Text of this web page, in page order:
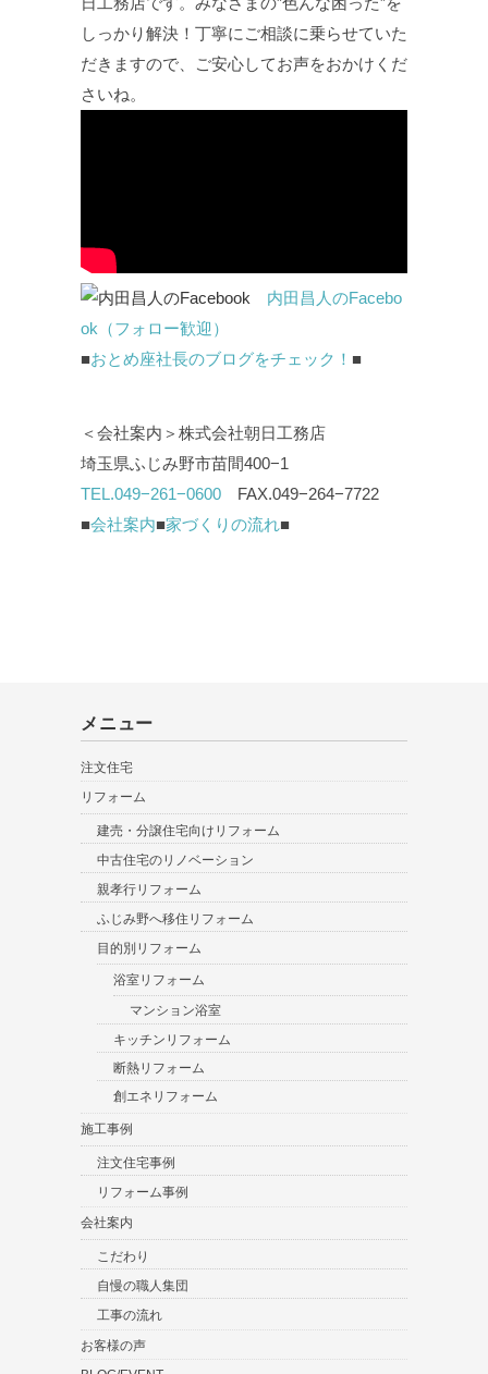
しっかり解決！丁寧にご相談に乗らせていた
だきますので、ご安心してお声をおかけくだ
さいね。
内田昌人のFacebo
ok（フォロー歓迎）
■おとめ座社長のブログをチェック！ ■
＜会社案内＞株式会社朝日工務店
埼玉県ふじみ野市苗間400−1
TEL.049−261−0600 FAX.049−264−7722
■会社案内■家づくりの流れ■
メニュー
注文住宅
リフォーム
建売・分譲住宅向けリフォーム
中古住宅のリノベーション
親孝行リフォーム
ふじみ野へ移住リフォーム
目的別リフォーム
浴室リフォーム
マンション浴室
キッチンリフォーム
断熱リフォーム
創エネリフォーム
施工事例
注文住宅事例
リフォーム事例
会社案内
こだわり
自慢の職人集団
工事の流れ
お客様の声